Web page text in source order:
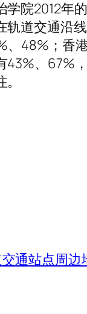
学院2012年
轨道交通沿
、48%；香
43%、67%
通站点周边